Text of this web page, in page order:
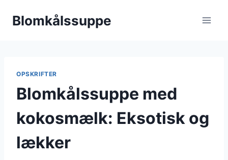
Blomkålssuppe
OPSKRIFTER
Blomkålssuppe med
kokosmælk: Eksotisk og
lækker